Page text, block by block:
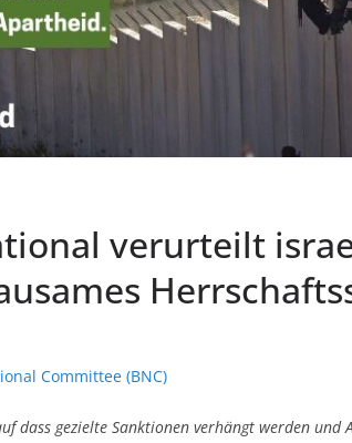
verurteilt
Committee (BNC)
dass gezielte Sanktionen verhängt werden